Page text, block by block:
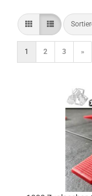
1 2 3 »